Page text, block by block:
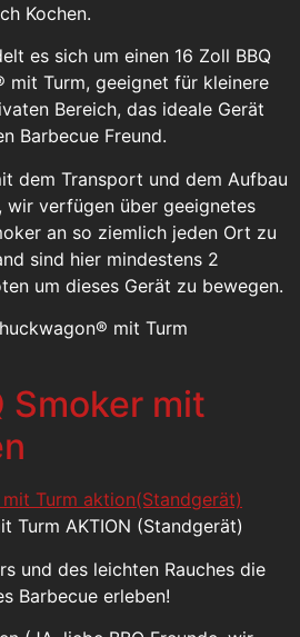
Kochen.
es sich um einen 16 Zoll BBQ
mit Turm, geeignet für kleinere
Bereich, das ideale Gerät
Barbecue Freund.
dem Transport und dem Aufbau
wir verfügen über geeignetes
an so ziemlich jeden Ort zu
sind hier mindestens 2
um dieses Gerät zu bewegen.
mit Turm
Smoker mit
Turm AKTION (Standgerät)
und des leichten Rauches die
Barbecue erleben!